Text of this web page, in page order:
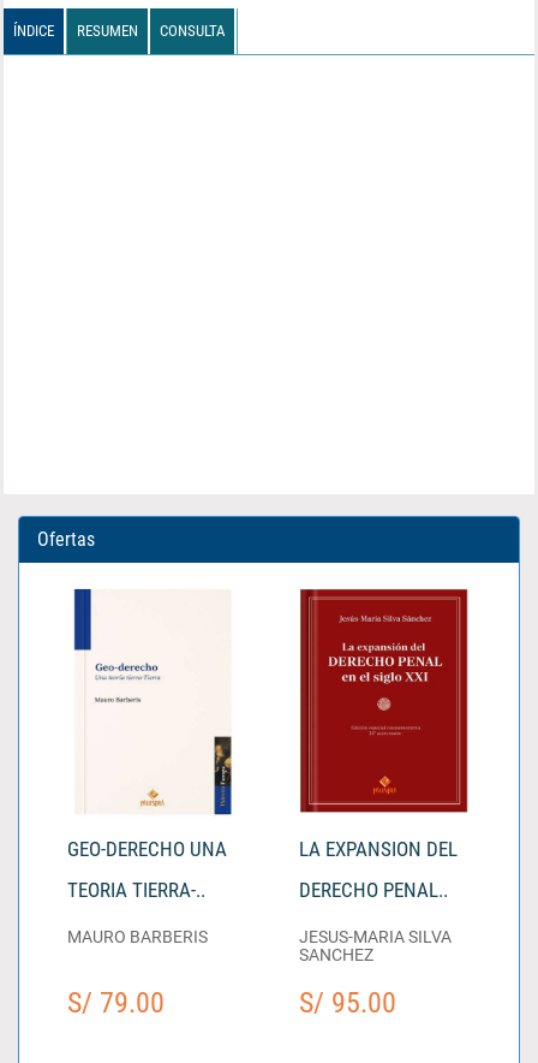
ÍNDICE RESUMEN CONSULTA
Ofertas
GEO-DERECHO UNA
TEORIA TIERRA-..
MAURO BARBERIS
S/ 79.00
LA EXPANSION DEL
DERECHO PENAL..
JESUS-MARIA SILVA
SANCHEZ
S/ 95.00